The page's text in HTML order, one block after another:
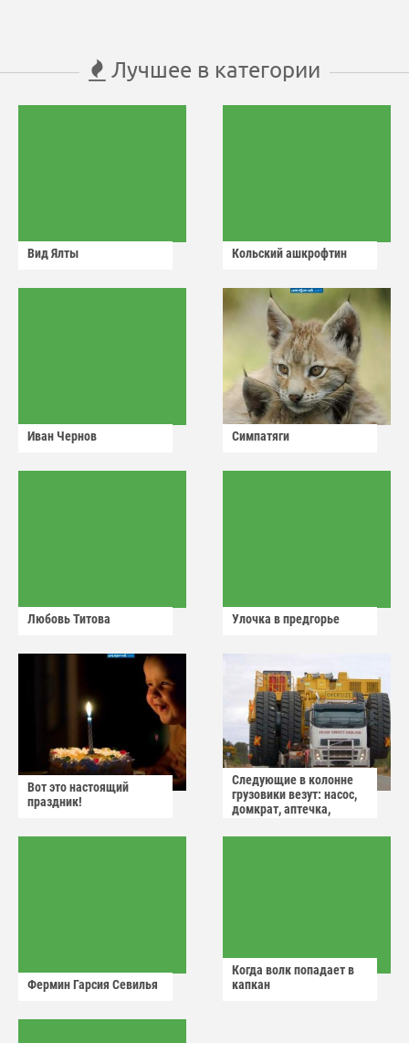
Лучшее в категории
Вид Ялты Кольский ашкрофтин
Иван Чернов Симпатяги
Любовь Титова Улочка в предгорье
Вот это настоящий
праздник!
Следующие в колонне
грузовики везут: насос,
домкрат, аптечка,
Фермин Гарсия Севилья
Когда волк попадает в
капкан